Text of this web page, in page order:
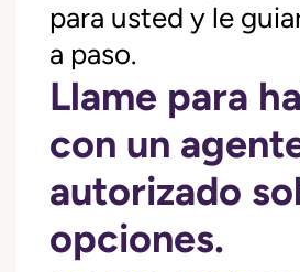
para usted y le
a paso.
Llame para
con un
autorizado
opciones.